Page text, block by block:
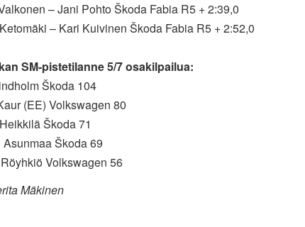
– Jani Pohto Škoda Fabia R5 + 2:39,0
– Kari Kuivinen Škoda Fabia R5 + 2:52,0
SM-pistetilanne 5/7 osakilpailua:
Škoda 104
(EE) Volkswagen 80
Škoda 71
Asunmaa Škoda 69
Volkswagen 56
Mäkinen